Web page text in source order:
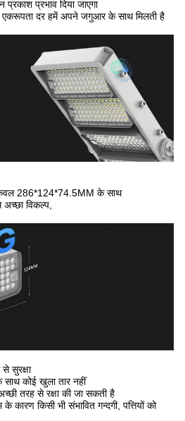
प्रभाव दिया जाएगा
एकरूपता दर हमें अपने जगुआर के साथ मिलती है
286*124*74.5MM के साथ
विकल्प,
सुरक्षा
कोई खुला तार नहीं
तरह से रक्षा की जा सकती है
के कारण किसी भी संभावित गन्दगी, पत्तियों को